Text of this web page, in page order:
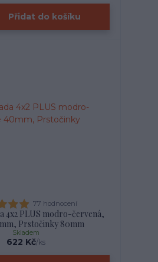
Přidat do košíku
77 hodnocení
4x2 PLUS modro-červená,
Prstočinky 80mm
622 Kč/ks
Skladem